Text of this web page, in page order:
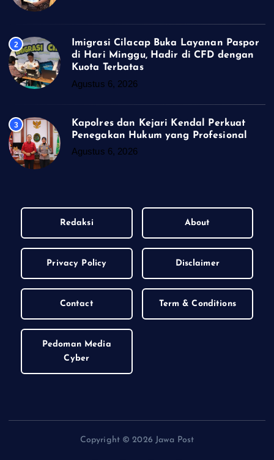
2
Imigrasi Cilacap Buka Layanan Paspor
di Hari Minggu, Hadir di CFD dengan
Kuota Terbatas
Agustus 6, 2026
3
Kapolres dan Kejari Kendal Perkuat
Penegakan Hukum yang Profesional
Agustus 6, 2026
Redaksi About
Privacy Policy Disclaimer
Contact Term & Conditions
Pedoman Media
Cyber
Copyright © 2026 Jawa Post